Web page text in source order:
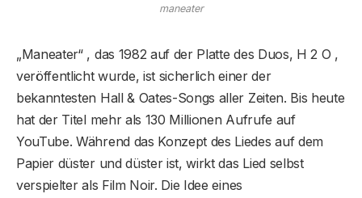
maneater
„Maneater“ , das 1982 auf der Platte des Duos, H 2 O ,
veröffentlicht wurde, ist sicherlich einer der
bekanntesten Hall & Oates-Songs aller Zeiten. Bis heute
hat der Titel mehr als 130 Millionen Aufrufe auf
YouTube. Während das Konzept des Liedes auf dem
Papier düster und düster ist, wirkt das Lied selbst
verspielter als Film Noir. Die Idee eines